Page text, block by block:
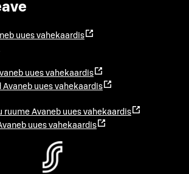
uues vahekaardis
uues vahekaardis
Avaneb uues vahekaardis
ruume Avaneb uues vahekaardis
uues vahekaardis